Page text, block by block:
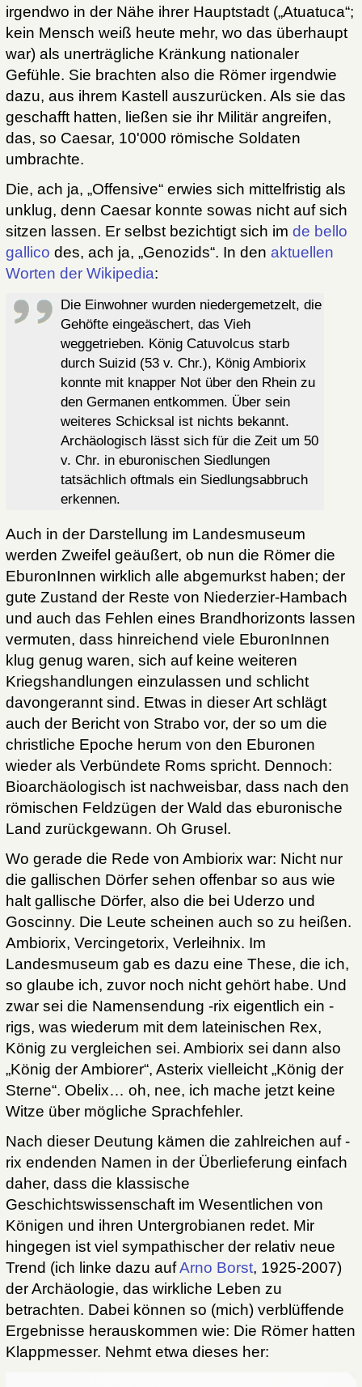
irgendwo in der Nähe ihrer Hauptstadt („Atuatuca“;
kein Mensch weiß heute mehr, wo das überhaupt
war) als unerträgliche Kränkung nationaler
Gefühle. Sie brachten also die Römer irgendwie
dazu, aus ihrem Kastell auszurücken. Als sie das
geschafft hatten, ließen sie ihr Militär angreifen,
das, so Caesar, 10'000 römische Soldaten
umbrachte.
Die, ach ja, „Offensive“ erwies sich mittelfristig als
unklug, denn Caesar konnte sowas nicht auf sich
sitzen lassen. Er selbst bezichtigt sich im de bello
gallico des, ach ja, „Genozids“. In den aktuellen
Worten der Wikipedia:
Die Einwohner wurden niedergemetzelt, die
Gehöfte eingeäschert, das Vieh
weggetrieben. König Catuvolcus starb
durch Suizid (53 v. Chr.), König Ambiorix
konnte mit knapper Not über den Rhein zu
den Germanen entkommen. Über sein
weiteres Schicksal ist nichts bekannt.
Archäologisch lässt sich für die Zeit um 50
v. Chr. in eburonischen Siedlungen
tatsächlich oftmals ein Siedlungsabbruch
erkennen.
Auch in der Darstellung im Landesmuseum
werden Zweifel geäußert, ob nun die Römer die
EburonInnen wirklich alle abgemurkst haben; der
gute Zustand der Reste von Niederzier-Hambach
und auch das Fehlen eines Brandhorizonts lassen
vermuten, dass hinreichend viele EburonInnen
klug genug waren, sich auf keine weiteren
Kriegshandlungen einzulassen und schlicht
davongerannt sind. Etwas in dieser Art schlägt
auch der Bericht von Strabo vor, der so um die
christliche Epoche herum von den Eburonen
wieder als Verbündete Roms spricht. Dennoch:
Bioarchäologisch ist nachweisbar, dass nach den
römischen Feldzügen der Wald das eburonische
Land zurückgewann. Oh Grusel.
Wo gerade die Rede von Ambiorix war: Nicht nur
die gallischen Dörfer sehen offenbar so aus wie
halt gallische Dörfer, also die bei Uderzo und
Goscinny. Die Leute scheinen auch so zu heißen.
Ambiorix, Vercingetorix, Verleihnix. Im
Landesmuseum gab es dazu eine These, die ich,
so glaube ich, zuvor noch nicht gehört habe. Und
zwar sei die Namensendung -rix eigentlich ein -
rigs, was wiederum mit dem lateinischen Rex,
König zu vergleichen sei. Ambiorix sei dann also
„König der Ambiorer“, Asterix vielleicht „König der
Sterne“. Obelix… oh, nee, ich mache jetzt keine
Witze über mögliche Sprachfehler.
Nach dieser Deutung kämen die zahlreichen auf -
rix endenden Namen in der Überlieferung einfach
daher, dass die klassische
Geschichtswissenschaft im Wesentlichen von
Königen und ihren Untergrobianen redet. Mir
hingegen ist viel sympathischer der relativ neue
Trend (ich linke dazu aufArno Borst, 1925-2007)
der Archäologie, das wirkliche Leben zu
betrachten. Dabei können so (mich) verblüffende
Ergebnisse herauskommen wie: Die Römer hatten
Klappmesser. Nehmt etwa dieses her: